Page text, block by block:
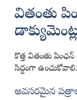
వితంతు
కొత్త వితంతు
సిద్ధంగా ఉంచుకోవాలి.
అవసరమైన